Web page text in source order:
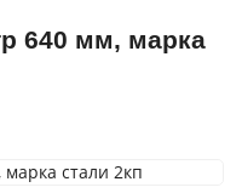
640 мм, марка